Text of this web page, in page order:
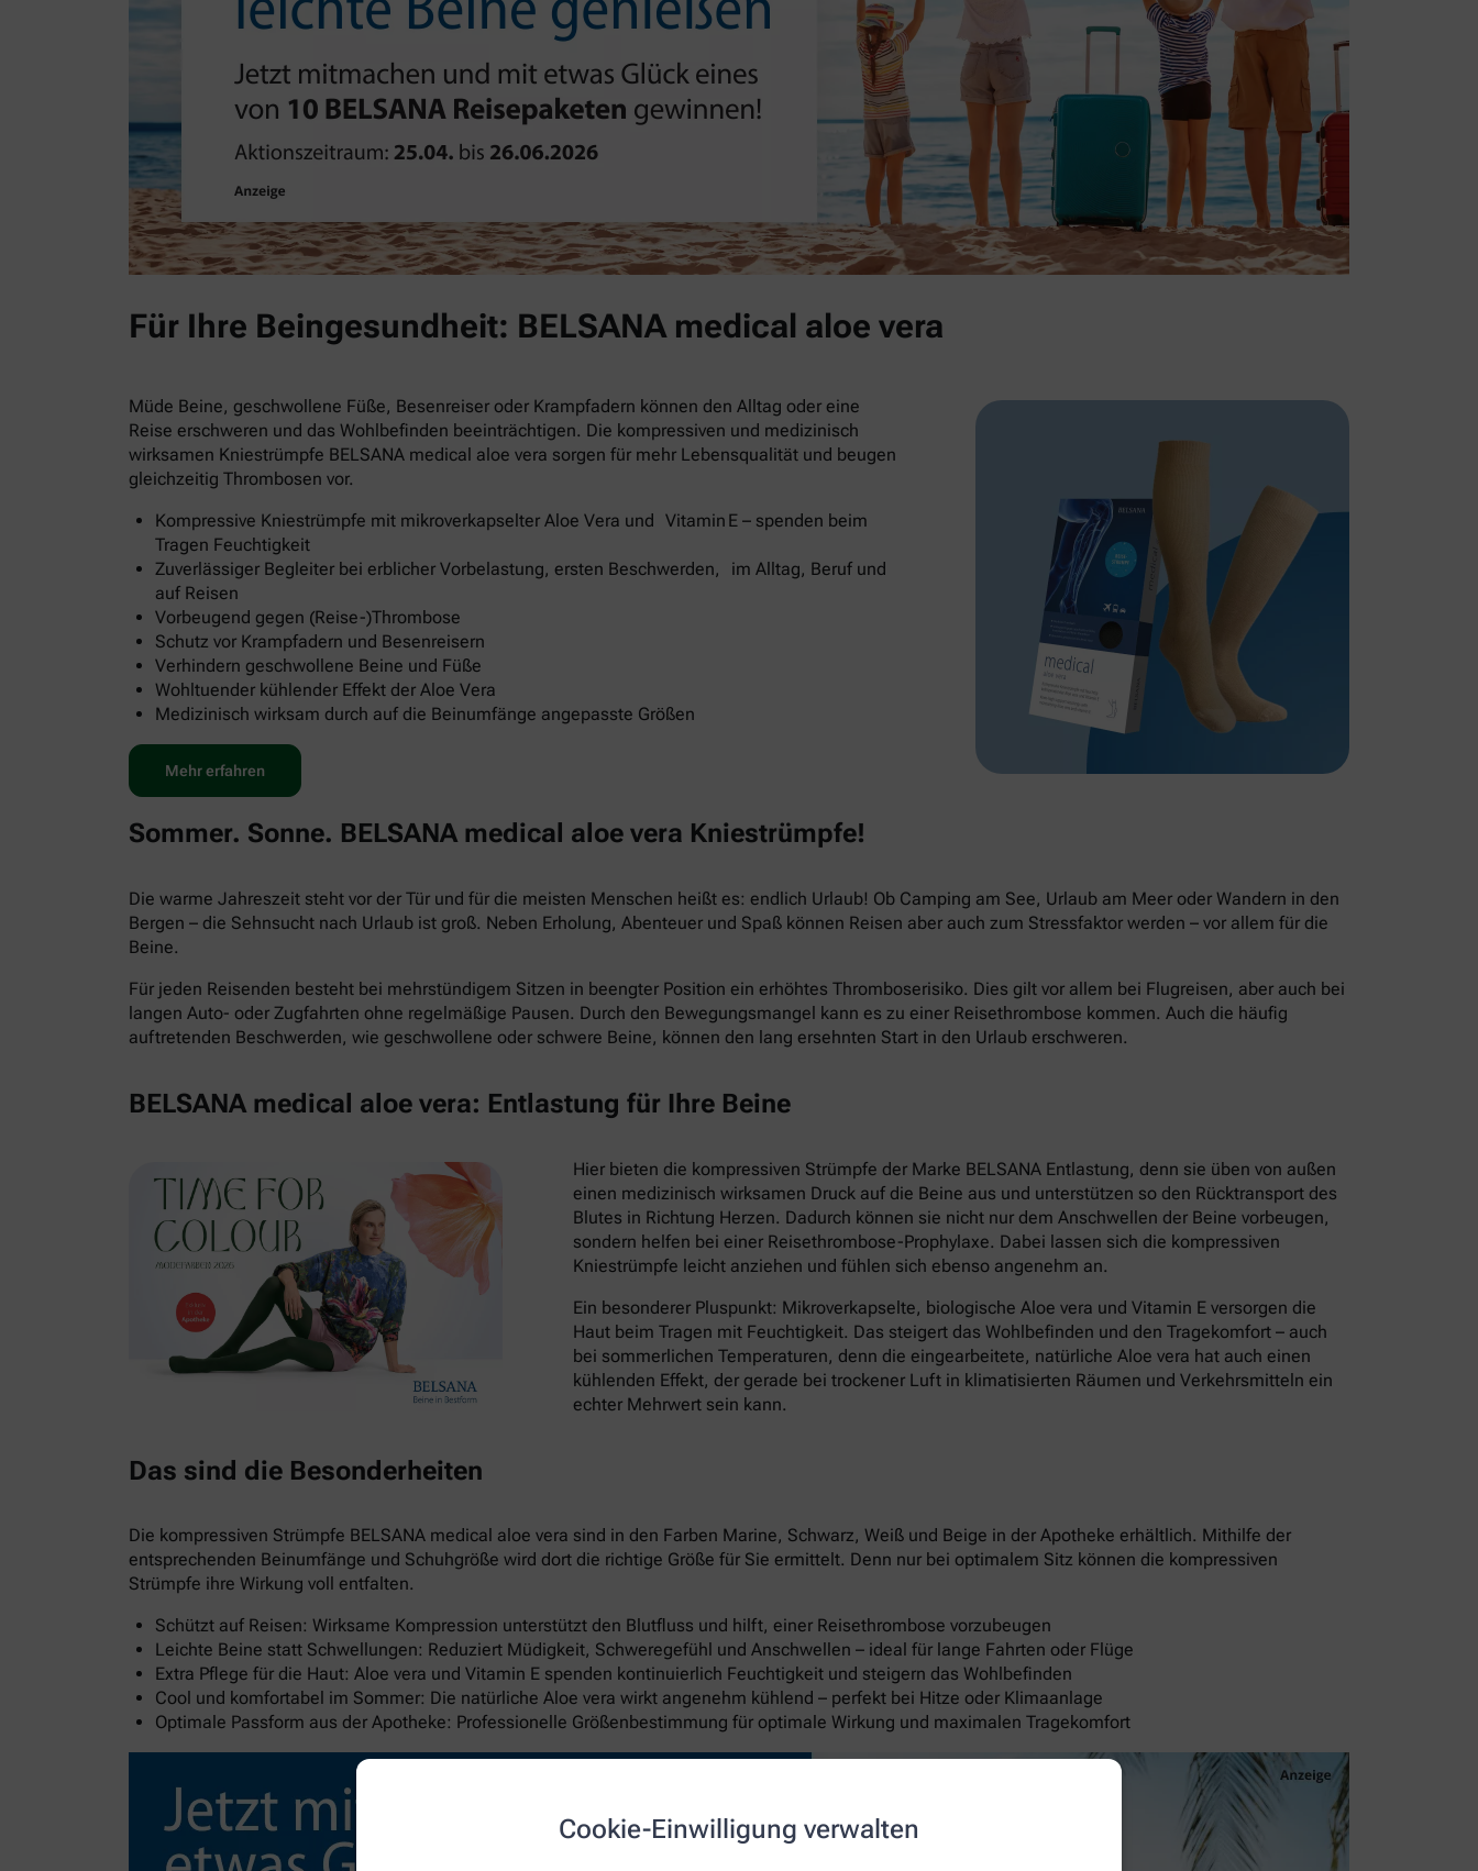
Cookie-Einwilligung verwalten
Für Ihre Beingesundheit: BELSANA medical aloe vera
Müde Beine, geschwollene Füße, Besenreiser oder Krampfadern können den Alltag oder eine
Reise erschweren und das Wohlbefinden beeinträchtigen. Die kompressiven und medizinisch
wirksamen Kniestrümpfe BELSANA medical aloe vera sorgen für mehr Lebensqualität und beugen
gleichzeitig Thrombosen vor.
Kompressive Kniestrümpfe mit mikroverkapselter Aloe Vera und Vitamin E – spenden beim
Tragen Feuchtigkeit
Zuverlässiger Begleiter bei erblicher Vorbelastung, ersten Beschwerden, im Alltag, Beruf und
auf Reisen
Vorbeugend gegen (Reise-)Thrombose
Schutz vor Krampfadern und Besenreisern
Verhindern geschwollene Beine und Füße
Wohltuender kühlender Effekt der Aloe Vera
Medizinisch wirksam durch auf die Beinumfänge angepasste Größen
Mehr erfahren
Sommer. Sonne. BELSANA medical aloe vera Kniestrümpfe!
Die warme Jahreszeit steht vor der Tür und für die meisten Menschen heißt es: endlich Urlaub! Ob Camping am See, Urlaub am Meer oder Wandern in den
Bergen – die Sehnsucht nach Urlaub ist groß. Neben Erholung, Abenteuer und Spaß können Reisen aber auch zum Stressfaktor werden – vor allem für die
Beine.
Für jeden Reisenden besteht bei mehrstündigem Sitzen in beengter Position ein erhöhtes Thromboserisiko. Dies gilt vor allem bei Flugreisen, aber auch bei
langen Auto- oder Zugfahrten ohne regelmäßige Pausen. Durch den Bewegungsmangel kann es zu einer Reisethrombose kommen. Auch die häufig
auftretenden Beschwerden, wie geschwollene oder schwere Beine, können den lang ersehnten Start in den Urlaub erschweren.
BELSANA medical aloe vera: Entlastung für Ihre Beine
Hier bieten die kompressiven Strümpfe der Marke BELSANA Entlastung, denn sie üben von außen
einen medizinisch wirksamen Druck auf die Beine aus und unterstützen so den Rücktransport des
Blutes in Richtung Herzen. Dadurch können sie nicht nur dem Anschwellen der Beine vorbeugen,
sondern helfen bei einer Reisethrombose-Prophylaxe. Dabei lassen sich die kompressiven
Kniestrümpfe leicht anziehen und fühlen sich ebenso angenehm an.
Ein besonderer Pluspunkt: Mikroverkapselte, biologische Aloe vera und Vitamin E versorgen die
Haut beim Tragen mit Feuchtigkeit. Das steigert das Wohlbefinden und den Tragekomfort – auch
bei sommerlichen Temperaturen, denn die eingearbeitete, natürliche Aloe vera hat auch einen
kühlenden Effekt, der gerade bei trockener Luft in klimatisierten Räumen und Verkehrsmitteln ein
echter Mehrwert sein kann.
Das sind die Besonderheiten
Die kompressiven Strümpfe BELSANA medical aloe vera sind in den Farben Marine, Schwarz, Weiß und Beige in der Apotheke erhältlich. Mithilfe der
entsprechenden Beinumfänge und Schuhgröße wird dort die richtige Größe für Sie ermittelt. Denn nur bei optimalem Sitz können die kompressiven
Strümpfe ihre Wirkung voll entfalten.
Schützt auf Reisen: Wirksame Kompression unterstützt den Blutfluss und hilft, einer Reisethrombose vorzubeugen
Leichte Beine statt Schwellungen: Reduziert Müdigkeit, Schweregefühl und Anschwellen – ideal für lange Fahrten oder Flüge
Extra Pflege für die Haut: Aloe vera und Vitamin E spenden kontinuierlich Feuchtigkeit und steigern das Wohlbefinden
Cool und komfortabel im Sommer: Die natürliche Aloe vera wirkt angenehm kühlend – perfekt bei Hitze oder Klimaanlage
Optimale Passform aus der Apotheke: Professionelle Größenbestimmung für optimale Wirkung und maximalen Tragekomfort